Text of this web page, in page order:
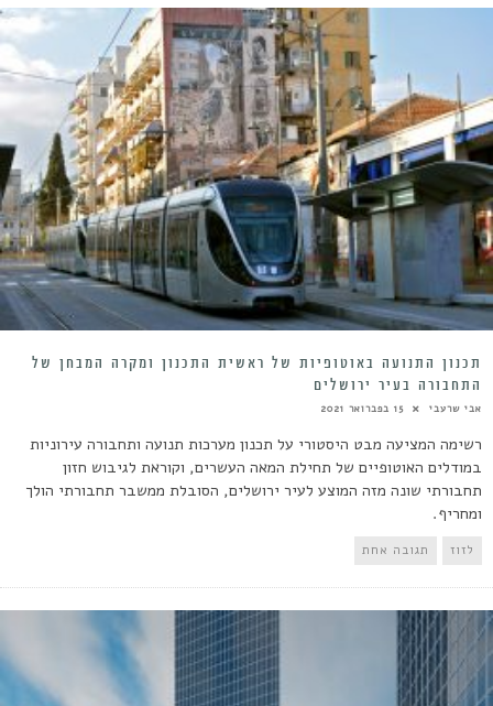
תכנון התנועה באוטופיות של ראשית התכנון ומקרה המבחן של
התחבורה בעיר ירושלים
אבי שרעבי 15 בפברואר 2021
רשימה המציעה מבט היסטורי על תכנון מערכות תנועה ותחבורה עירוניות
במודלים האוטופיים של תחילת המאה העשרים, וקוראת לגיבוש חזון
תחבורתי שונה מזה המוצע לעיר ירושלים, הסובלת ממשבר תחבורתי הולך
ומחריף.
לזוז תגובה אחת